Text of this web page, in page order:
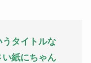
うタイトルな
紙にちゃん